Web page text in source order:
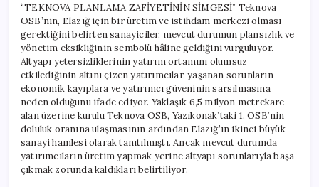
“TEKNOVA PLANLAMA ZAFİYETİNİN SİMGESİ” Teknova
OSB’nin, Elazığ için bir üretim ve istihdam merkezi olması
gerektiğini belirten sanayiciler, mevcut durumun plansızlık ve
yönetim eksikliğinin sembolü hâline geldiğini vurguluyor.
Altyapı yetersizliklerinin yatırım ortamını olumsuz
etkilediğinin altını çizen yatırımcılar, yaşanan sorunların
ekonomik kayıplara ve yatırımcı güveninin sarsılmasına
neden olduğunu ifade ediyor. Yaklaşık 6,5 milyon metrekare
alan üzerine kurulu Teknova OSB, Yazıkonak’taki 1. OSB’nin
doluluk oranına ulaşmasının ardından Elazığ’ın ikinci büyük
sanayi hamlesi olarak tanıtılmıştı. Ancak mevcut durumda
yatırımcıların üretim yapmak yerine altyapı sorunlarıyla başa
çıkmak zorunda kaldıkları belirtiliyor.